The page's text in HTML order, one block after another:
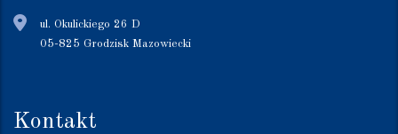
ul. Okulickiego 26 D
05-825 Grodzisk Mazowiecki
Kontakt